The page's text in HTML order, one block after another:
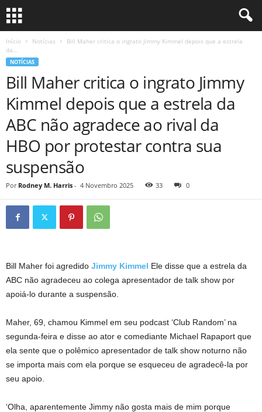
Início Notícias
Bill Maher critica o ingrato Jimmy Kimmel depois que a estrela
da...
NOTÍCIAS
Bill Maher critica o ingrato Jimmy
Kimmel depois que a estrela da
ABC não agradece ao rival da
HBO por protestar contra sua
suspensão
Por Rodney M. Harris - 4 Novembro 2025 33 0
Bill Maher foi agredido Jimmy Kimmel Ele disse que a estrela da
ABC não agradeceu ao colega apresentador de talk show por
apoiá-lo durante a suspensão.
Maher, 69, chamou Kimmel em seu podcast ‘Club Random’ na
segunda-feira e disse ao ator e comediante Michael Rapaport que
ela sente que o polêmico apresentador de talk show noturno não
se importa mais com ela porque se esqueceu de agradecê-la por
seu apoio.
‘Olha, aparentemente Jimmy não gosta mais de mim porque